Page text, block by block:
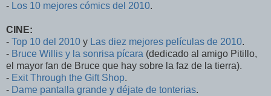
- Los 10 mejores cómics del 2010.
CINE:
- Top 10 del 2010 y Las diez mejores películas de 2010.
- Bruce Willis y la sonrisa pícara (dedicado al amigo Pitillo,
el mayor fan de Bruce que hay sobre la faz de la tierra).
- Exit Through the Gift Shop.
- Dame pantalla grande y déjate de tonterias.